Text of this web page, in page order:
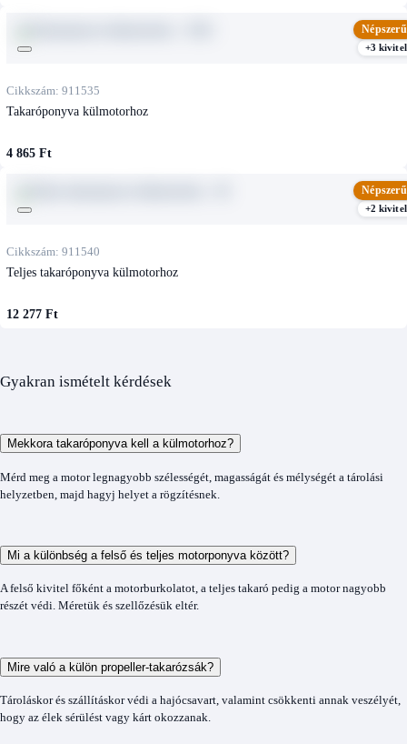
Népszerű
+3 kivitel
Cikkszám: 911535
Takaróponyva külmotorhoz
4 865 Ft
Népszerű
+2 kivitel
Cikkszám: 911540
Teljes takaróponyva külmotorhoz
12 277 Ft
Gyakran ismételt kérdések
Mekkora takaróponyva kell a külmotorhoz?
Mérd meg a motor legnagyobb szélességét, magasságát és mélységét a tárolási
helyzetben, majd hagyj helyet a rögzítésnek.
Mi a különbség a felső és teljes motorponyva között?
A felső kivitel főként a motorburkolatot, a teljes takaró pedig a motor nagyobb
részét védi. Méretük és szellőzésük eltér.
Mire való a külön propeller-takarózsák?
Tároláskor és szállításkor védi a hajócsavart, valamint csökkenti annak veszélyét,
hogy az élek sérülést vagy kárt okozzanak.